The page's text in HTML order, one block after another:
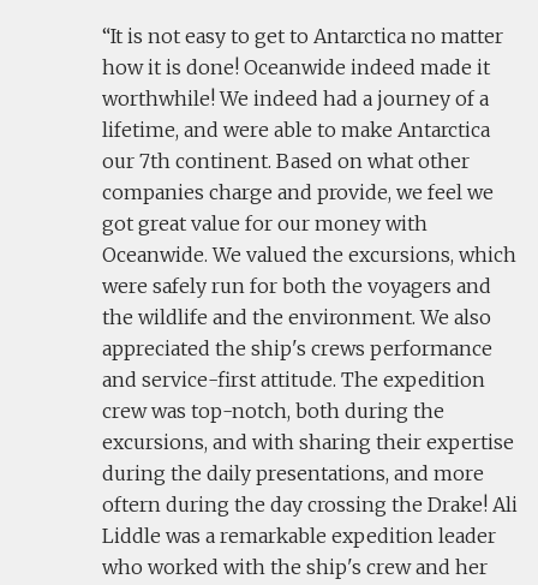
It is not easy to get to Antarctica no matter
how it is done! Oceanwide indeed made it
worthwhile! We indeed had a journey of a
lifetime, and were able to make Antarctica
our 7th continent. Based on what other
companies charge and provide, we feel we
got great value for our money with
Oceanwide. We valued the excursions, which
were safely run for both the voyagers and
the wildlife and the environment. We also
appreciated the ship's crews performance
and service-first attitude. The expedition
crew was top-notch, both during the
excursions, and with sharing their expertise
during the daily presentations, and more
oftern during the day crossing the Drake! Ali
Liddle was a remarkable expedition leader
who worked with the ship's crew and her